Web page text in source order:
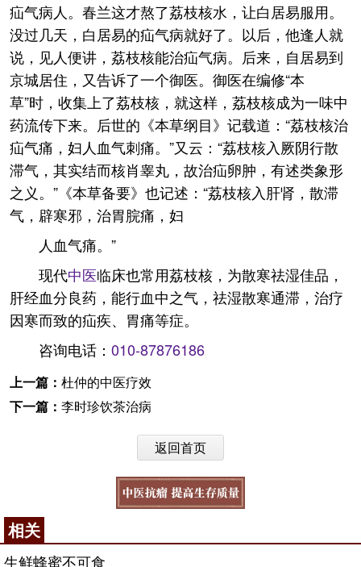
疝气病人。春兰这才熬了荔枝核水，让白居易服用。
没过几天，白居易的疝气病就好了。以后，他逢人就
说，见人便讲，荔枝核能治疝气病。后来，自居易到
京城居住，又告诉了一个御医。御医在编修“本
草”时，收集上了荔枝核，就这样，荔枝核成为一味中
药流传下来。后世的《本草纲目》记载道：“荔枝核治
疝气痛，妇人血气刺痛。”又云：“荔枝核入厥阴行散
滞气，其实结而核肖睾丸，故治疝卵肿，有述类象形
之义。”《本草备要》也记述：“荔枝核入肝肾，散滞
气，辟寒邪，治胃脘痛，妇
人血气痛。”
现代中医临床也常用荔枝核，为散寒祛湿佳品，
肝经血分良药，能行血中之气，祛湿散寒通滞，治疗
因寒而致的疝疾、胃痛等症。
咨询电话： 010-87876186
上一篇： 杜仲的中医疗效
下一篇： 李时珍饮茶治病
返回首页
相关
生鲜蜂蜜不可食